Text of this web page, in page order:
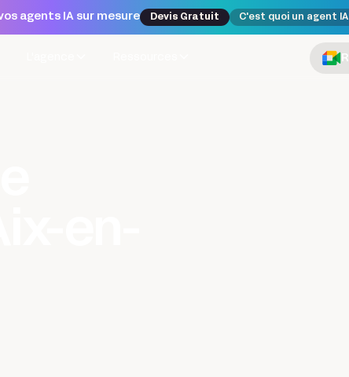
agents IA sur mesure Devis Gratuit C'est quoi un agent IA